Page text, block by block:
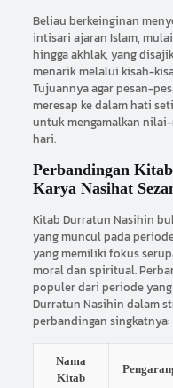
Beliau berkeinginan
intisari ajaran Islam,
hingga akhlak, yang
menarik melalui kisah-
Tujuannya agar pesan-
meresap ke dalam hati
untuk mengamalkan
hari.
Perbandingan
Karya Nasihat
Kitab Durratun Nasihin
yang muncul pada
yang memiliki fokus
moral dan spiritual.
populer dari periode
Durratun Nasihin dalam
perbandingan singkatnya:
Nama
Kitab